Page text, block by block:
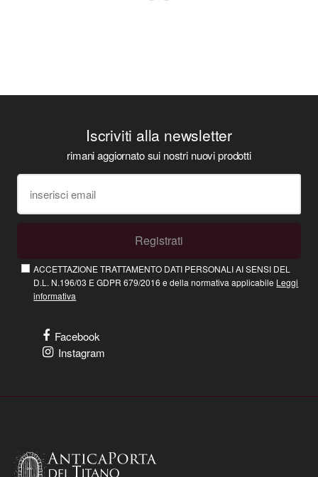
Iscriviti alla newsletter
rimani aggiornato sui nostri nuovi prodotti
Registrati
ACCETTAZIONE TRATTAMENTO DATI PERSONALI AI SENSI DEL
D.L. N.196/03 E GDPR 679/2016 e della normativa applicabile Leggi
informativa
Facebook
Instagram